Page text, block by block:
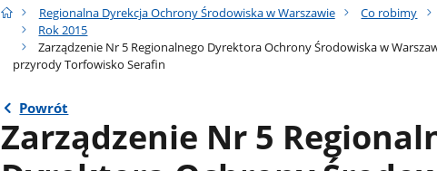
Regionalna Dyrekcja Ochrony Środowiska w Warszawie Co robimy
Rok 2015
Zarządzenie Nr 5 Regionalnego Dyrektora Ochrony Środowiska w
przyrody Torfowisko Serafin
Powrót
Zarządzenie Nr 5